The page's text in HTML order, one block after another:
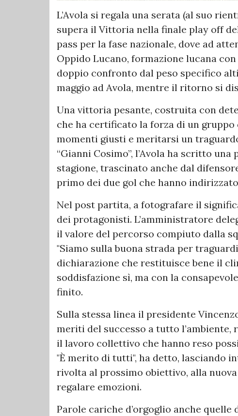
L’Avola si regala una serata (al suo
supera il Vittoria nella finale play off
pass per la fase nazionale, dove ad
Oppido Lucano, formazione lucana
doppio confronto dal peso specifico
maggio ad Avola, mentre il ritorno si
Una vittoria pesante, costruita con
che ha certificato la forza di un
momenti giusti e meritarsi un
“Gianni Cosimo”, l’Avola ha scritto
stagione, trascinato anche dal
primo dei due gol che hanno
Nel post partita, a fotografare il
dei protagonisti. L’amministratore
il valore del percorso compiuto dalla
"Siamo sulla buona strada per
dichiarazione che restituisce bene il
soddisfazione sì, ma con la
finito.
Sulla stessa linea il presidente
meriti del successo a tutto l’ambiente,
il lavoro collettivo che hanno reso
"È merito di tutti", ha detto, lasciando
rivolta al prossimo obiettivo, alla
regalare emozioni.
Parole cariche d’orgoglio anche